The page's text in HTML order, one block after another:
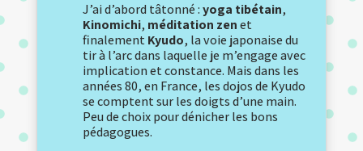
J’ai d’abord tâtonné :yoga tibétain,
Kinomichi, méditation zenet
finalement Kyudo, la voie japonaise du
tir à l’arc dans laquelle je m’engage avec
implication et constance. Mais dans les
années 80, en France, les dojos de Kyudo
se comptent sur les doigts d’une main.
Peu de choix pour dénicher les bons
pédagogues.